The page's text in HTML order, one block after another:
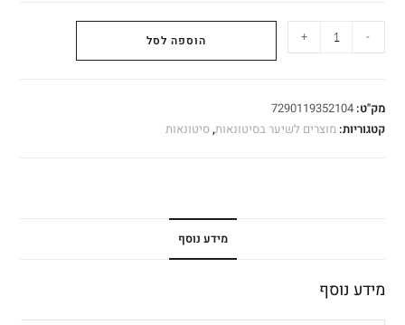
-
+ הוספה לסל
מק"ט:7290119352104
קטגוריות:מוצרים לשיער בסיטונאות,סיטונאות
מידע נוסף
מידע נוסף